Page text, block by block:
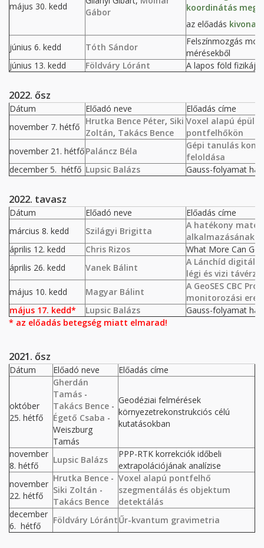
május 30. kedd
Gábor
koordinátás
az előadás
június 6. kedd Tóth Sándor
Felszínmozgás
mérésekből
június 13. kedd
Földváry Lóránt A lapos föld
2022. ősz
Dátum Előadó neve
Előadás címe
november 7. hétfő
Hrutka Bence Péter, Siki
Zoltán, Takács Bence
Voxel alapú
pontfelhőkön
november 21. hétfőPaláncz Béla
Gépi tanulás
feloldása
december 5. hétfő Lupsic Balázs Gauss-folyamat
2022. tavasz
Dátum Előadó neve
Előadás címe
március 8. kedd
Szilágyi Brigitta
A hatékony
alkalmazásának
április 12. kedd
Chris Rizos
What More Can
április 26. kedd
Vanek Bálint
A Lánchíd
légi és vizi
május 10. kedd
Magyar Bálint
A GeoSES CBC
monitorozási
május 17. kedd*
Lupsic Balázs
Gauss-folyamat
* az előadás betegség miatt elmarad!
2021. ősz
Dátum Előadó neve Előadás címe
október
25. hétfő
Gherdán
Tamás -
Takács Bence -
Égető Csaba -
Weiszburg
Tamás
Geodéziai felmérések
környezetrekonstrukciós célú
kutatásokban
november
8. hétfő
Lupsic Balázs
PPP-RTK korrekciók időbeli
extrapolációjának analízise
november
22. hétfő
Hrutka Bence -
Siki Zoltán -
Takács Bence
Voxel alapú pontfelhő
szegmentálás és objektum
detektálás
december
6. hétfő
Földváry LórántŰr-kvantum gravimetria